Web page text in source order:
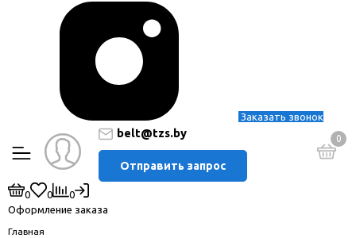
Заказать звонок
belt@tzs.by
Отправить запрос
0
0 0
0
Оформление заказа
Главная